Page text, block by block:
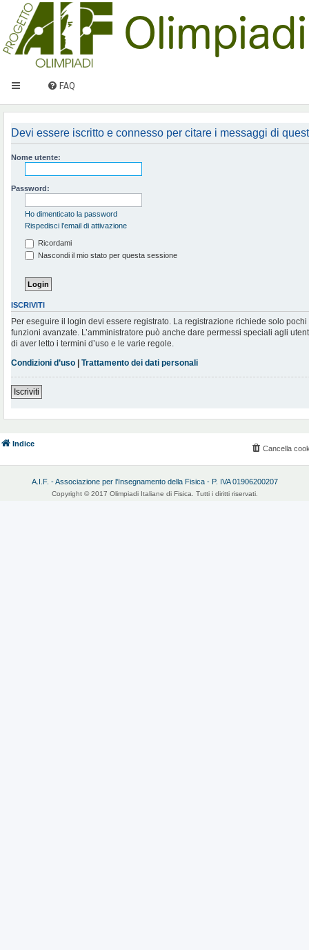
FAQ
Devi essere iscritto e connesso per citare i messaggi di
Nome utente:
Password:
Ho dimenticato la password
Rispedisci l’email di attivazione
Ricordami
Nascondi il mio stato per questa sessione
ISCRIVITI
Per eseguire il login devi essere registrato. La registrazione richiede solo
funzioni avanzate. L’amministratore può anche dare permessi speciali agli
di aver letto i termini d’uso e le varie regole.
Condizioni d’uso | Trattamento dei dati personali
Iscriviti
Indice
Cancella
A.I.F. - Associazione per l'Insegnamento della Fisica - P. IVA 01906200207
Copyright © 2017 Olimpiadi Italiane di Fisica. Tutti i diritti riservati.